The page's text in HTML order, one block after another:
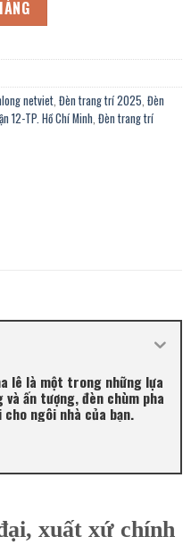
là:
6.820.000 ₫.
netviet Đèn trang trí 2025 Đèn
12-TP. Hồ Chí Minh Đèn trang trí
lê là một trong những lựa
ấn tượng, đèn chùm pha
ngôi nhà của bạn.
xuất xứ chính